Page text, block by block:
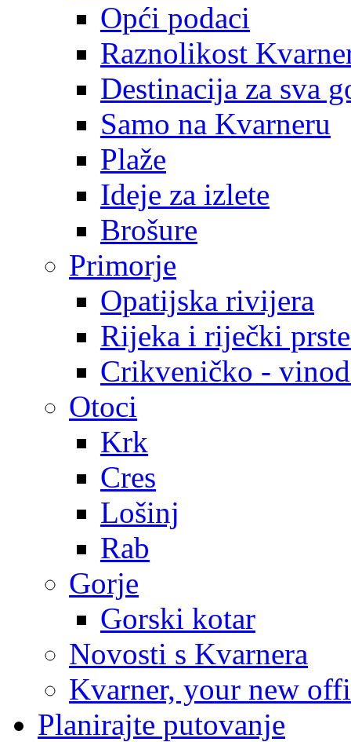
Opći podaci
Raznolikost
Destinacija za sva
Samo na Kvarneru
Plaže
Ideje za izlete
Brošure
Primorje
Opatijska rivijera
Rijeka i riječki
Crikveničko -
Otoci
Krk
Cres
Lošinj
Rab
Gorje
Gorski kotar
Novosti s Kvarnera
Kvarner, your new
Planirajte putovanje